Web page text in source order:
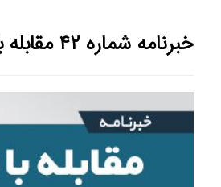
خبرنامه شماره ۴۲ مقابله با فساد و فقر: فقر و انرژی